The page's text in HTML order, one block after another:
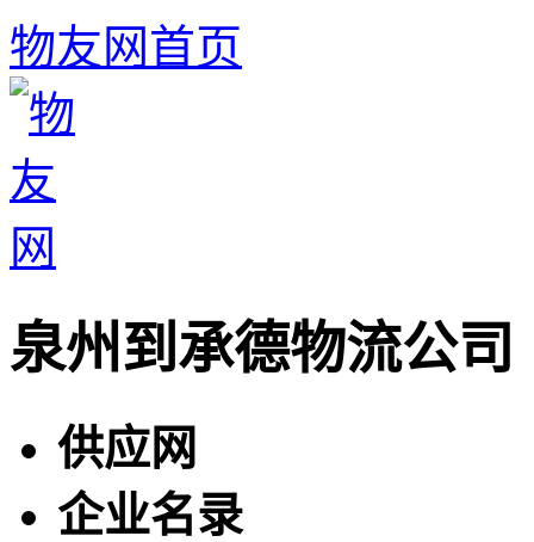
物友网首页
泉州到承德物流公司
供应网
企业名录